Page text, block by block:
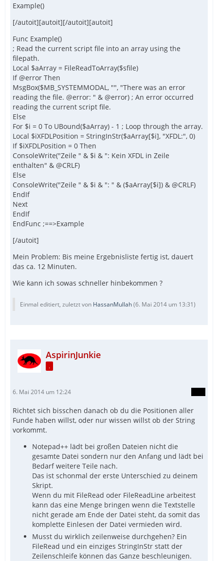
Example()
[/autoit][autoit][/autoit][autoit]
Func Example()
; Read the current script file into an array using the
filepath.
Local $aArray = FileReadToArray($sfile)
If @error Then
MsgBox($MB_SYSTEMMODAL, "", "There was an error
reading the file. @error: " & @error) ; An error occurred
reading the current script file.
Else
For $i = 0 To UBound($aArray) - 1 ; Loop through the array.
Local $iXFDLPosition = StringInStr($aArray[$i], "XFDL:", 0)
If $iXFDLPosition = 0 Then
ConsoleWrite("Zeile " & $i & ": Kein XFDL in Zeile
enthalten" & @CRLF)
Else
ConsoleWrite("Zeile " & $i & ": " & ($aArray[$i]) & @CRLF)
EndIf
Next
EndIf
EndFunc ;==>Example
[/autoit]
Mein Problem: Bis meine Ergebnisliste fertig ist, dauert
das ca. 12 Minuten.
Wie kann ich sowas schneller hinbekommen ?
Einmal editiert, zuletzt von HassanMullah(6. Mai 2014 um 13:31)
AspirinJunkie
.
6. Mai 2014 um 12:24
Richtet sich bisschen danach ob du die Positionen aller
Funde haben willst, oder nur wissen willst ob der String
vorkommt.
Notepad++ lädt bei großen Dateien nicht die
gesamte Datei sondern nur den Anfang und lädt bei
Bedarf weitere Teile nach.
Das ist schonmal der erste Unterschied zu deinem
Skript.
Wenn du mit FileRead oder FileReadLine arbeitest
kann das eine Menge bringen wenn die Textstelle
nicht gerade am Ende der Datei steht, da somit das
komplette Einlesen der Datei vermieden wird.
Musst du wirklich zeilenweise durchgehen? Ein
FileRead und ein einziges StringInStr statt der
Zeilenschleife können das Ganze beschleunigen.